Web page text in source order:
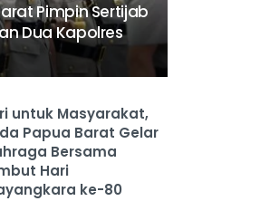
Pimpin Sertijab
Dua Kapolres
untuk Masyarakat,
Papua Barat Gelar
Bersama
Hari
ke-80